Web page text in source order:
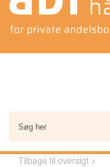
Tilbage til oversigt >